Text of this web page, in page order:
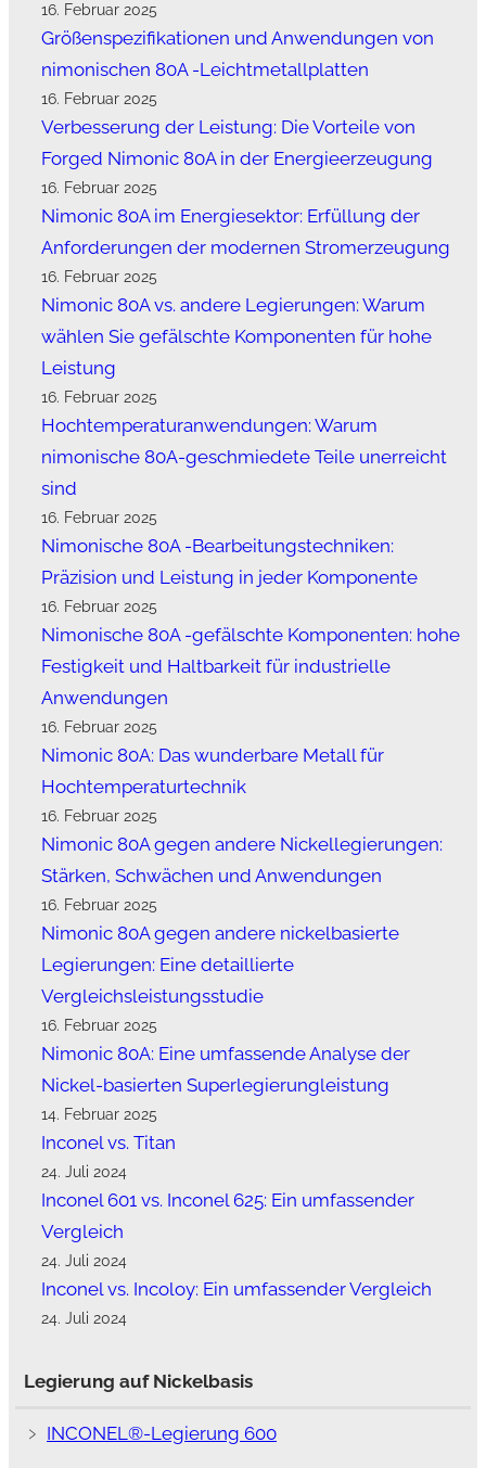
16. Februar 2025
Größenspezifikationen und Anwendungen von
nimonischen 80A -Leichtmetallplatten
16. Februar 2025
Verbesserung der Leistung: Die Vorteile von
Forged Nimonic 80A in der Energieerzeugung
16. Februar 2025
Nimonic 80A im Energiesektor: Erfüllung der
Anforderungen der modernen Stromerzeugung
16. Februar 2025
Nimonic 80A vs. andere Legierungen: Warum
wählen Sie gefälschte Komponenten für hohe
Leistung
16. Februar 2025
Hochtemperaturanwendungen: Warum
nimonische 80A-geschmiedete Teile unerreicht
sind
16. Februar 2025
Nimonische 80A -Bearbeitungstechniken:
Präzision und Leistung in jeder Komponente
16. Februar 2025
Nimonische 80A -gefälschte Komponenten: hohe
Festigkeit und Haltbarkeit für industrielle
Anwendungen
16. Februar 2025
Nimonic 80A: Das wunderbare Metall für
Hochtemperaturtechnik
16. Februar 2025
Nimonic 80A gegen andere Nickellegierungen:
Stärken, Schwächen und Anwendungen
16. Februar 2025
Nimonic 80A gegen andere nickelbasierte
Legierungen: Eine detaillierte
Vergleichsleistungsstudie
16. Februar 2025
Nimonic 80A: Eine umfassende Analyse der
Nickel-basierten Superlegierungleistung
14. Februar 2025
Inconel vs. Titan
24. Juli 2024
Inconel 601 vs. Inconel 625: Ein umfassender
Vergleich
24. Juli 2024
Inconel vs. Incoloy: Ein umfassender Vergleich
24. Juli 2024
Legierung auf Nickelbasis
﹥ INCONEL®-Legierung 600